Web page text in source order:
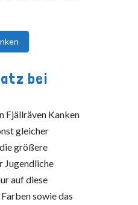
bei
Fjällräven Kanken
gleicher
größere
Jugendliche
auf diese
sowie das